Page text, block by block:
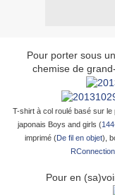
Pour porter sous
chemise de
T-shirt à col roulé basé sur
japonais Boys and girls (
imprimé (De fil en objet),
RConnection
Pour en